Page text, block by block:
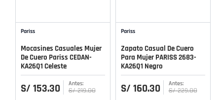
Pariss
Mocasines Casuales Mujer
De Cuero Pariss CEDAN-
KA26Q1 Celeste
S/ 153.30 S/ 219.00
Pariss
Zapato Casual De Cuero
Para Mujer PARISS 2683-
KA26Q1 Negro
S/ 160.30 S/ 229.00